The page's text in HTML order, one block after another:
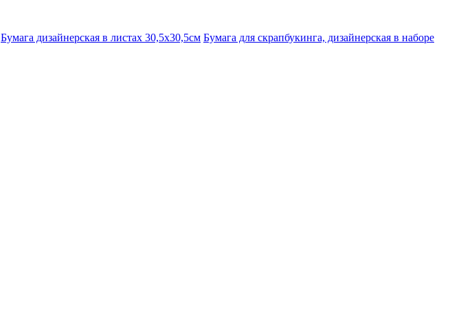
Бумага дизайнерская в листах 30,5х30,5см Бумага для скрапбукинга, дизайнерская в наборе